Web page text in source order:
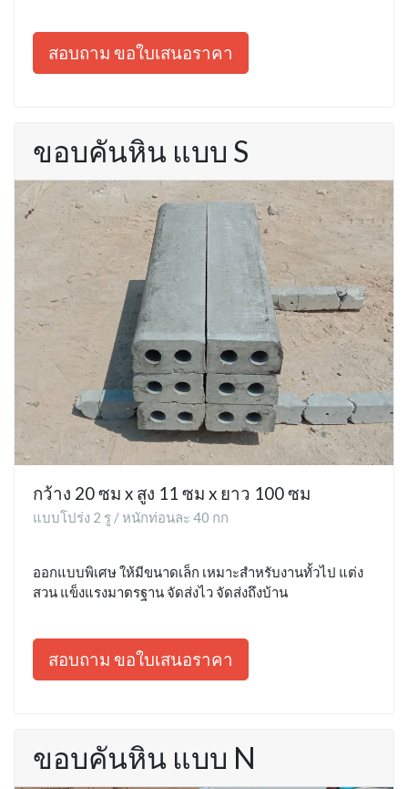
สอบถาม ขอใบเสนอราคา
ขอบคันหิน แบบ S
กว้าง 20 ซม x สูง 11 ซม x ยาว 100 ซม
แบบโปร่ง 2 รู / หนักท่อนละ 40 กก
ออกแบบพิเศษ ให้มีขนาดเล็ก เหมาะสำหรับงานทั้วไป แต่ง
สวน แข็งแรงมาตรฐาน จัดส่งไว จัดส่งถึงบ้าน
สอบถาม ขอใบเสนอราคา
ขอบคันหิน แบบ N